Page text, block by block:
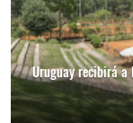
Uruguay recibirá a